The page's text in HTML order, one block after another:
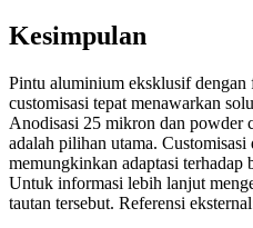
Kesimpulan
Pintu aluminium eksklusif dengan
customisasi tepat menawarkan
Anodisasi 25 mikron dan powder
adalah pilihan utama.
memungkinkan adaptasi terhadap
Untuk informasi lebih lanjut
tautan tersebut. Referensi